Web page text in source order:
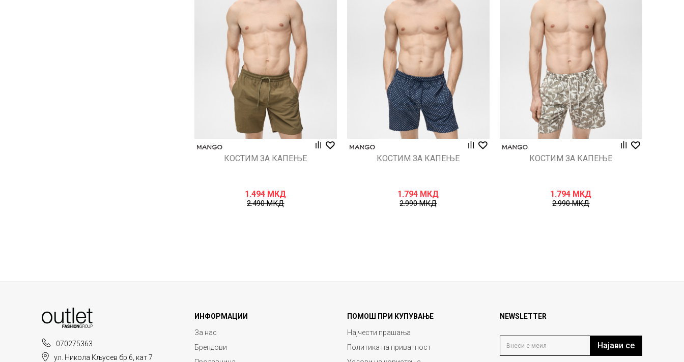
Uporedi
КОСТИМ ЗА КАПЕЊЕ
1.494 МКД
2.490МКД
КОСТИМ ЗА КАПЕЊЕ
1.794 МКД
2.990МКД
Uporedi
КОСТИМ ЗА КАПЕЊЕ
1.794 МКД
2.990МКД
070275363
ул. Никола Кљусев бр.6, кат 7
ИНФОРМАЦИИ
За нас
Брендови
ПОМОШ ПРИ КУПУВАЊЕ
Најчести прашања
Политика на приватност
NEWSLETTER
Најави се